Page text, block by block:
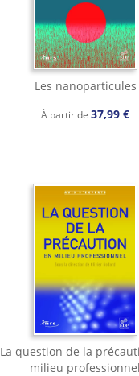
Les nanoparticules
À partir de 37,99 €
La question de la
milieu professionnel